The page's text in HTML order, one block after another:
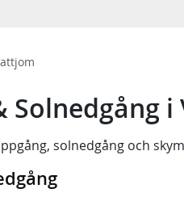
Solnedgång
, solnedgång och